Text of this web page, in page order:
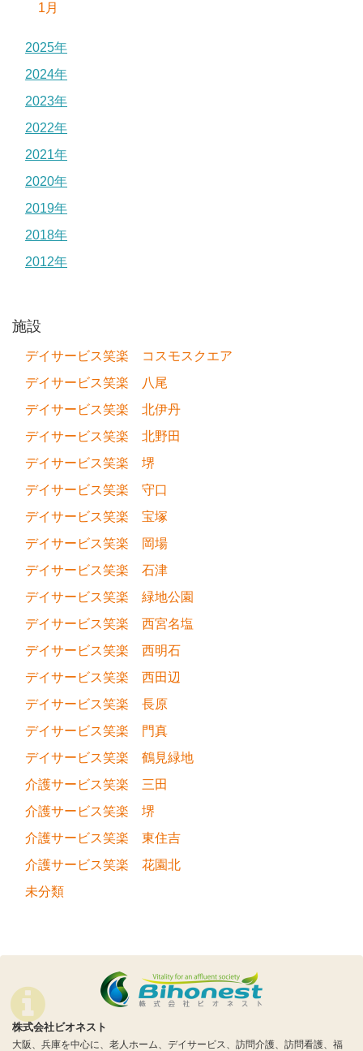
1月
2025年
2024年
2023年
2022年
2021年
2020年
2019年
2018年
2012年
施設
デイサービス笑楽 コスモスクエア
デイサービス笑楽 八尾
デイサービス笑楽 北伊丹
デイサービス笑楽 北野田
デイサービス笑楽 堺
デイサービス笑楽 守口
デイサービス笑楽 宝塚
デイサービス笑楽 岡場
デイサービス笑楽 石津
デイサービス笑楽 緑地公園
デイサービス笑楽 西宮名塩
デイサービス笑楽 西明石
デイサービス笑楽 西田辺
デイサービス笑楽 長原
デイサービス笑楽 門真
デイサービス笑楽 鶴見緑地
介護サービス笑楽 三田
介護サービス笑楽 堺
介護サービス笑楽 東住吉
介護サービス笑楽 花園北
未分類
株式会社ビオネスト
大阪、兵庫を中心に、老人ホーム、デイサービス、訪問介護、訪問看護、福